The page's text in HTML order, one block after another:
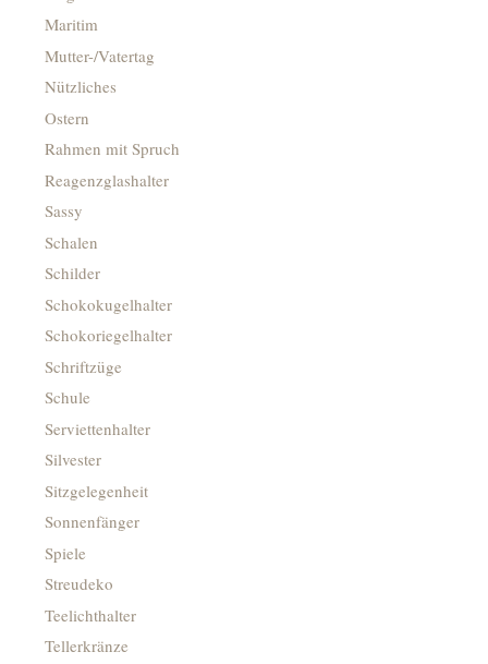
Maritim
Mutter-/Vatertag
Nützliches
Ostern
Rahmen mit Spruch
Reagenzglashalter
Sassy
Schalen
Schilder
Schokokugelhalter
Schokoriegelhalter
Schriftzüge
Schule
Serviettenhalter
Silvester
Sitzgelegenheit
Sonnenfänger
Spiele
Streudeko
Teelichthalter
Tellerkränze